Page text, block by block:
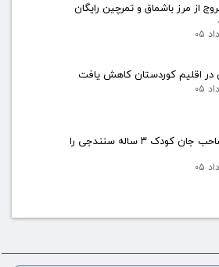
از مرز باشماق و تمرچین رایگان
در اقلیم کوردستان کاهش یافت
سگ بلاصاحب جان کودک ۳ ساله سنندجی را